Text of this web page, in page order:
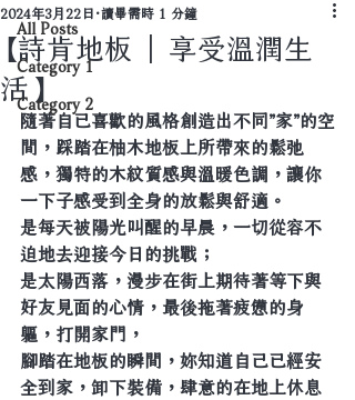
All Posts
Category 1
Category 2
【詩肯地板 | 享受溫潤生
活】
2024年3月22日 讀畢需時 1 分鐘
隨著自已喜歡的風格創造出不同”家”的空
間，踩踏在柚木地板上所帶來的鬆弛
感，獨特的木紋質感與溫暖色調，讓你
一下子感受到全身的放鬆與舒適。
是每天被陽光叫醒的早晨，一切從容不
迫地去迎接今日的挑戰；
是太陽西落，漫步在街上期待著等下與
好友見面的心情，最後拖著疲憊的身
軀，打開家門，
腳踏在地板的瞬間，妳知道自己已經安
全到家，卸下裝備，肆意的在地上休息